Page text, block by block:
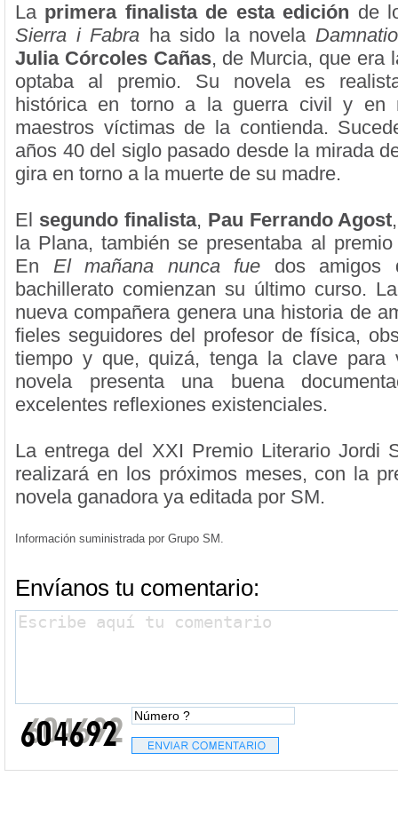
La primera finalista de esta edición de
Sierra i Fabra ha sido la novela
Julia Córcoles Cañas, de Murcia, que era
optaba al premio. Su novela es
histórica en torno a la guerra civil y en
maestros víctimas de la contienda.
años 40 del siglo pasado desde la mirada
gira en torno a la muerte de su madre.
El segundo finalista, Pau Ferrando Agost
la Plana, también se presentaba al
En El mañana nunca fue dos amigos
bachillerato comienzan su último curso.
nueva compañera genera una historia de
fieles seguidores del profesor de física,
tiempo y que, quizá, tenga la clave para
novela presenta una buena
excelentes reflexiones existenciales.
La entrega del XXI Premio Literario Jordi
realizará en los próximos meses, con la
novela ganadora ya editada por SM.
Información suministrada por Grupo SM.
Envíanos tu comentario: